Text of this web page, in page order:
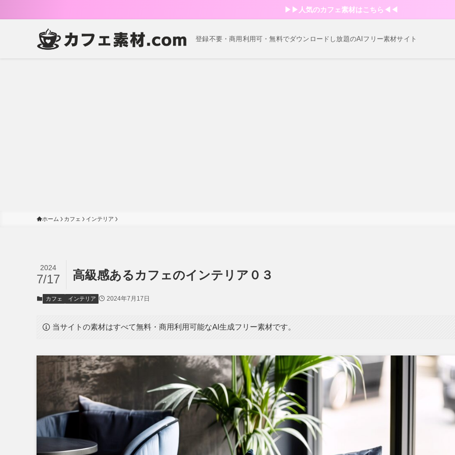
▶︎▶︎人気のカフェ素材はこちら◀︎◀︎
登録不要・商用利用可・無料でダウンロードし放題のAIフリー素材サイト
ホーム カフェ インテリア
高級感あるカフェのインテリア０３
2024
7/17
カフェ インテリア 2024年7月17日
当サイトの素材はすべて無料・商用利用可能なAI生成フリー素材です。